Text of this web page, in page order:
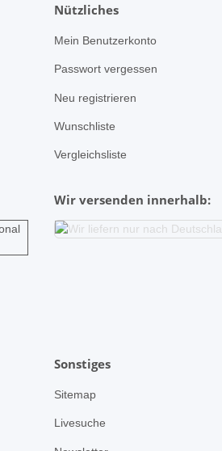
Nützliches
Mein Benutzerkonto
Passwort vergessen
Neu registrieren
Wunschliste
Vergleichsliste
Wir versenden innerhalb:
Sonstiges
Sitemap
Livesuche